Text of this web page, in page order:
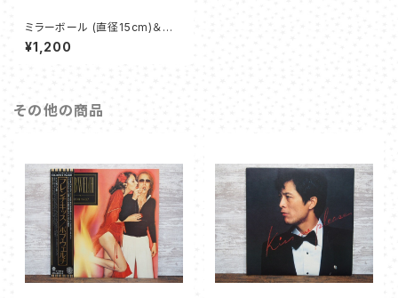
ミラーボール (直径15cm)＆モ
ーターのセット
¥1,200
その他の商品